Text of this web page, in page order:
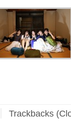
Trackbacks